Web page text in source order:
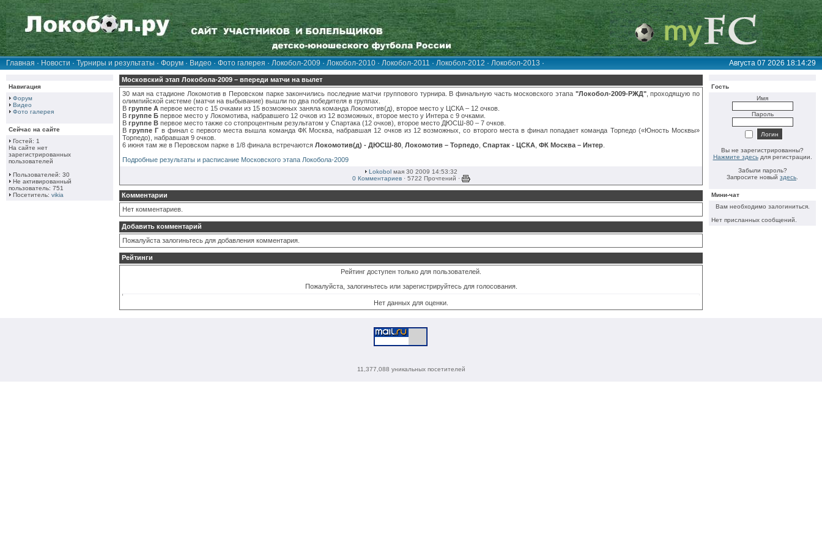
Главная · Новости · Турниры и результаты · Форум · Видео · Фото галерея · Локобол-2009 · Локобол-2010 · Локобол-2011 · Локобол-2012 · Локобол-2013 · Августа 07 2026 18:14:29
Навигация
Форум
Видео
Фото галерея
Сейчас на сайте
Гостей: 1
На сайте нет
зарегистрированных
пользователей
Пользователей: 30
Не активированный
пользователь: 751
Посетитель: vikia
Московский этап Локобола-2009 – впереди матчи на вылет
30 мая на стадионе Локомотив в Перовском парке закончились последние матчи группового турнира. В финальную часть московского этапа "Локобол-2009-РЖД", проходящую по
олимпийской системе (матчи на выбывание) вышли по два победителя в группах.
В группе А первое место с 15 очками из 15 возможных заняла команда Локомотив(д), второе место у ЦСКА – 12 очков.
В группе Б первое место у Локомотива, набравшего 12 очков из 12 возможных, второе место у Интера с 9 очками.
В группе В первое место также со стопроцентным результатом у Спартака (12 очков), второе место ДЮСШ-80 – 7 очков.
Вгруппе Г в финал с первого места вышла команда ФК Москва, набравшая 12 очков из 12 возможных, со второго места в финал попадает команда Торпедо («Юность Москвы»
Торпедо), набравшая 9 очков.
6 июня там же в Перовском парке в 1/8 финала встречаются Локомотив(д) - ДЮСШ-80 Локомотив – Торпедо Спартак - ЦСКА ФК Москва – Интер
Подробные результаты и расписание Московского этапа Локобола-2009
Lokobol мая 30 2009 14:53:32
0 Комментариев· 5722 Прочтений ·
Комментарии
Нет комментариев.
Добавить комментарий
Пожалуйста залогиньтесь для добавления комментария.
Рейтинги
Рейтинг доступен только для пользователей.
Пожалуйста, залогиньтесь или зарегистрируйтесь для голосования.
Нет данных для оценки.
Гость
Имя
Пароль
Вы не зарегистрированны?
Нажмите здесьдля регистрации.
Забыли пароль?
Запросите новый здесь.
Мини-чат
Вам необходимо залогиниться.
Нет присланных сообщений.
11,377,088 уникальных посетителей